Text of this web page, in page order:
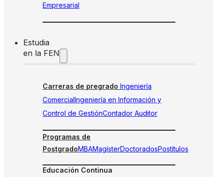
Empresarial
Estudia
en la FEN
Carreras de pregrado Ingeniería
ComercialIngeniería en Información y
Control de GestiónContador Auditor
Programas de
PostgradoMBAMagísterDoctoradosPostítulos
Educación Continua